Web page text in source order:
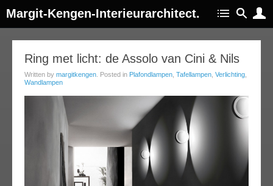
Margit-Kengen-Interieurarchitect.
Ring met licht: de Assolo van Cini & Nils
Written by margitkengen . Posted in Plafondlampen Tafellampen Verlichting
Wandlampen